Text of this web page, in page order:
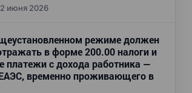
июня 2026
режиме должен
в форме 200.00 налоги и
платежи с дохода работника —
временно проживающего в